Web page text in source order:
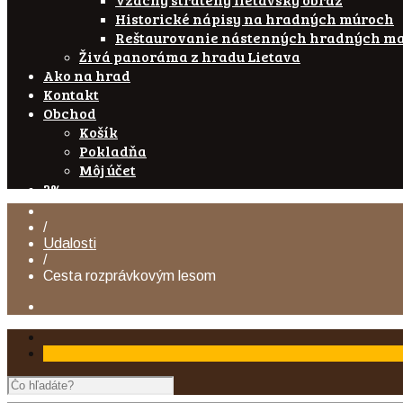
Historické nápisy na hradných múroch
Reštaurovanie nástenných hradných
Živá panoráma z hradu Lietava
Ako na hrad
Kontakt
Obchod
Košík
Pokladňa
Môj účet
2%
/
Udalosti
/
Cesta rozprávkovým lesom